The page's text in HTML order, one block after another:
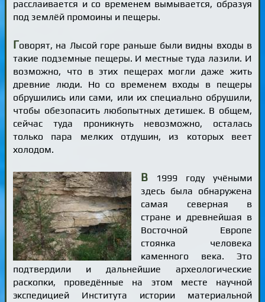
расслаивается и со временем вымывается, образуя
под землёй промоины и пещеры.
Говорят, на Лысой горе раньше были видны входы в
такие подземные пещеры. И местные туда лазили. И
возможно, что в этих пещерах могли даже жить
древние люди. Но со временем входы в пещеры
обрушились или сами, или их специально обрушили,
чтобы обезопасить любопытных детишек. В общем,
сейчас туда проникнуть невозможно, осталась
только пара мелких отдушин, из которых веет
холодом.
В 1999 году учёными
здесь была обнаружена
самая северная в
стране и древнейшая в
Восточной Европе
стоянка человека
каменного века. Это
подтвердили и дальнейшие археологические
раскопки, проведённые на этом месте научной
экспедицией Института истории материальной